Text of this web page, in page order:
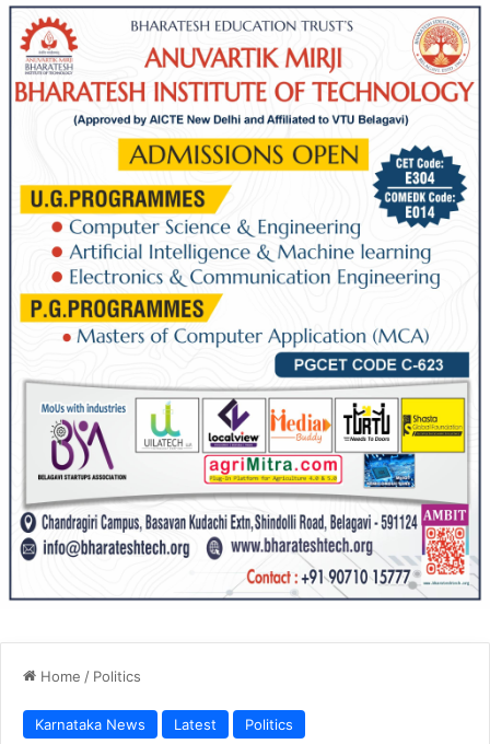
Home / Politics
Karnataka News Latest Politics